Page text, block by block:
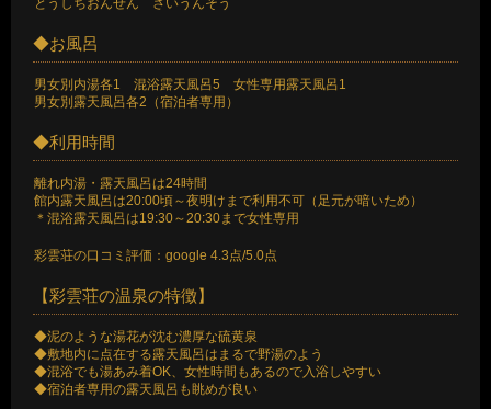
とうしちおんせん さいうんそう
◆お風呂
男女別内湯各1 混浴露天風呂5 女性専用露天風呂1
男女別露天風呂各2（宿泊者専用）
◆利用時間
離れ内湯・露天風呂は24時間
館内露天風呂は20:00頃～夜明けまで利用不可（足元が暗いため）
＊混浴露天風呂は19:30～20:30まで女性専用
彩雲荘の口コミ評価：google 4.3点/5.0点
【彩雲荘の温泉の特徴】
◆泥のような湯花が沈む濃厚な硫黄泉
◆敷地内に点在する露天風呂はまるで野湯のよう
◆混浴でも湯あみ着OK、女性時間もあるので入浴しやすい
◆宿泊者専用の露天風呂も眺めが良い